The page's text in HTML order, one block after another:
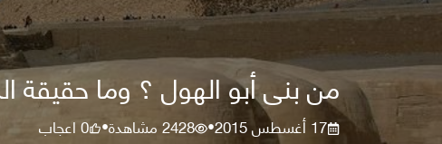
من بنى أبو الهول ؟ وما حقيقة
17 أغسطس 2015 •
2428مشاهدة•
0اعجاب